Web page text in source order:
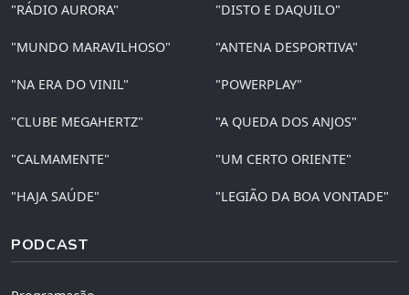
"RÁDIO AURORA" "DISTO E DAQUILO"
"MUNDO MARAVILHOSO" "ANTENA DESPORTIVA"
"NA ERA DO VINIL" "POWERPLAY"
"CLUBE MEGAHERTZ" "A QUEDA DOS ANJOS"
"CALMAMENTE" "UM CERTO ORIENTE"
"HAJA SAÚDE" "LEGIÃO DA BOA VONTADE"
PODCAST